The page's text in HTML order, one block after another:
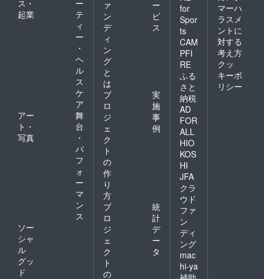
ス・
起業
ー
テ
ィ
ー
・
ヘ
ル
ス
ケ
ア
アー
ト・
写真
舞
台
・
パ
フ
ォ
ー
マ
ン
ス
ソー
シャ
ル
グッ
ド
ァ
ン
デ
ィ
ン
グ
と
は
ー
ビ
ス
プ
ロ
ジ
ェ
ク
ト
の
作
り
方
実
施
事
例
プ
ロ
ジ
ェ
ク
ト
の
統
計
デ
ー
タ
for
Spor
ts
CAM
PFI
RE
ふる
さと
納税
AD
FOR
ALL
HIO
KOS
HI
JFA
クラ
ウド
ファ
ン
ディ
ング
mac
hi-ya
マーハ
ラスメ
ントに
対する
考え方
クッ
キーポ
リシー